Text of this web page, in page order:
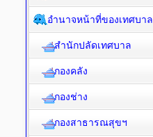
อำนาจหน้าที่ของเทศบาล
สำนักปลัดเทศบาล
กองคลัง
กองช่าง
กองสาธารณสุขฯ